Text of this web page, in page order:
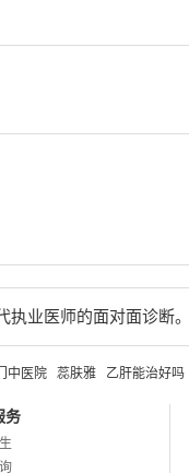
执业医师的面对面诊断
中医院 蕊肤雅 乙肝能治好吗
务